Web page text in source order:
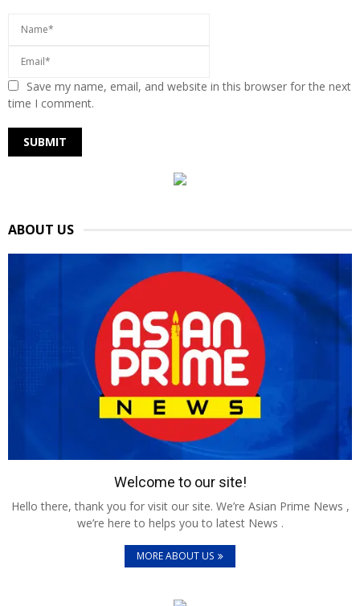
Save my name, email, and website in this browser for the next
time I comment.
ABOUT US
Welcome to our site!
Hello there, thank you for visit our site. We’re Asian Prime News ,
we’re here to helps you to latest News .
MORE ABOUT US